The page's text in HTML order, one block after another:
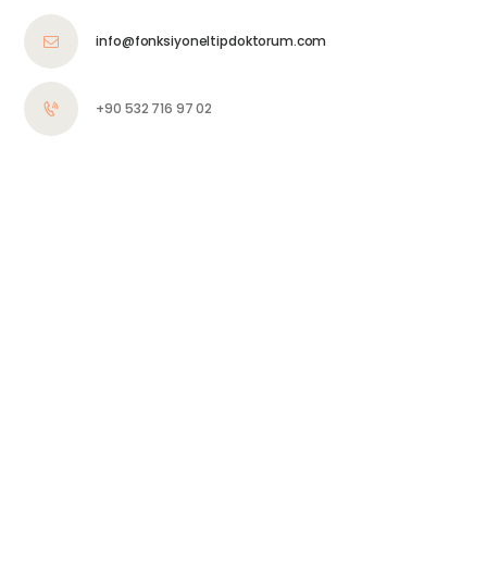
info@fonksiyoneltipdoktorum.com
+90 532 716 97 02